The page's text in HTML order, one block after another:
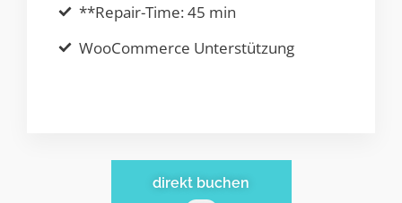
**Repair-Time: 45 min
WooCommerce Unterstützung
direkt buchen